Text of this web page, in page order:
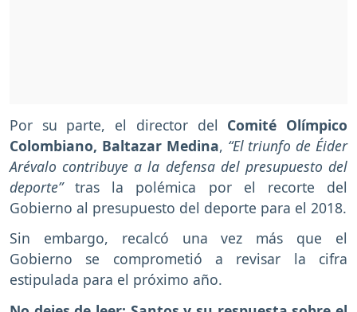
Por su parte, el director del Comité Olímpico
Colombiano, Baltazar Medina, “El triunfo de Éider
Arévalo contribuye a la defensa del presupuesto del
deporte”tras la polémica por el recorte del
Gobierno al presupuesto del deporte para el 2018.
Sin embargo, recalcó una vez más que el
Gobierno se comprometió a revisar la cifra
estipulada para el próximo año.